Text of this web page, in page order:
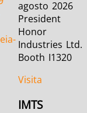
agosto 2026
President
Honor
Industries Ltd.
Booth I1320
Visita
IMTS